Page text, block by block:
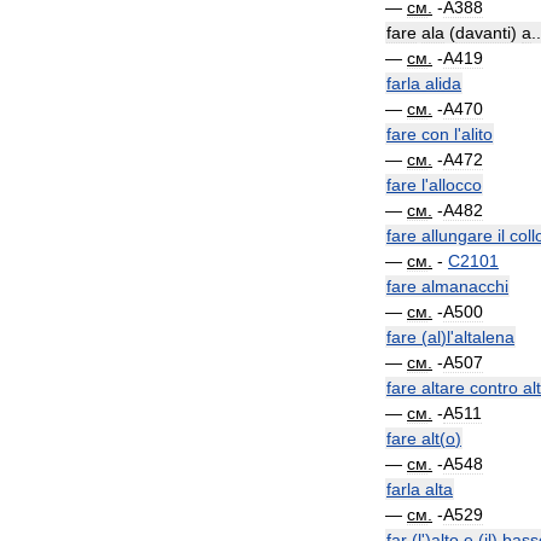
— см -A388
fare ala (davanti) a
— см -A419
farla alida
— см -A470
fare con l'alito
— см -A472
fare l'allocco
— см -A482
fare allungare il
— см - C2101
fare almanacchi
— см -A500
fare (al)l'altalena
— см -A507
fare altare contro
— см -A511
fare alt(o)
— см -A548
farla alta
— см -A529